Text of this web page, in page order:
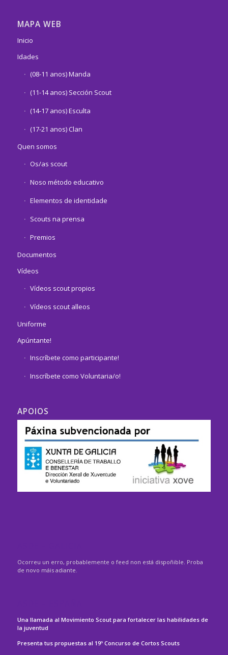
MAPA WEB
Inicio
Idades
(08-11 anos) Manda
(11-14 anos) Sección Scout
(14-17 anos) Esculta
(17-21 anos) Clan
Quen somos
Os/as scout
Noso método educativo
Elementos de identidade
Scouts na prensa
Premios
Documentos
Vídeos
Vídeos scout propios
Vídeos scout alleos
Uniforme
Apúntante!
Inscríbete como participante!
Inscríbete como Voluntaria/o!
APOIOS
Ocorreu un erro, probablemente o feed non está dispoñible. Proba
de novo máis adiante.
Una llamada al Movimiento Scout para fortalecer las habilidades de
la juventud
Presenta tus propuestas al 19º Concurso de Cortos Scouts